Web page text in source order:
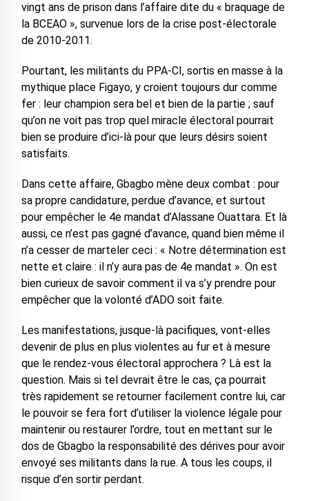
vingt ans de prison dans l’affaire dite du « braquage de
la BCEAO », survenue lors de la crise post-électorale
de 2010-2011.
Pourtant, les militants du PPA-CI, sortis en masse à la
mythique place Figayo, y croient toujours dur comme
fer : leur champion sera bel et bien de la partie ; sauf
qu’on ne voit pas trop quel miracle électoral pourrait
bien se produire d’ici-là pour que leurs désirs soient
satisfaits.
Dans cette affaire, Gbagbo mène deux combat : pour
sa propre candidature, perdue d’avance, et surtout
pour empêcher le 4e mandat d’Alassane Ouattara. Et là
aussi, ce n’est pas gagné d’avance, quand bien même il
n’a cesser de marteler ceci : « Notre détermination est
nette et claire : il n’y aura pas de 4e mandat ». On est
bien curieux de savoir comment il va s’y prendre pour
empêcher que la volonté d’ADO soit faite.
Les manifestations, jusque-là pacifiques, vont-elles
devenir de plus en plus violentes au fur et à mesure
que le rendez-vous électoral approchera ? Là est la
question. Mais si tel devrait être le cas, ça pourrait
très rapidement se retourner facilement contre lui, car
le pouvoir se fera fort d’utiliser la violence légale pour
maintenir ou restaurer l’ordre, tout en mettant sur le
dos de Gbagbo la responsabilité des dérives pour avoir
envoyé ses militants dans la rue. A tous les coups, il
risque d’en sortir perdant.